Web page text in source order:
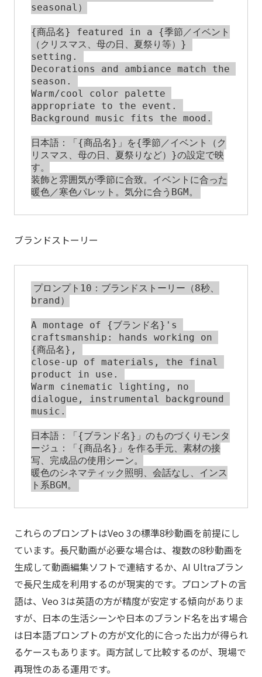
seasonal）
{商品名} featured in a {季節／イベント
（クリスマス、母の日、夏祭り等）}
setting.
Decorations and ambiance match the
season.
Warm/cool color palette
appropriate to the event.
Background music fits the mood.
日本語：「{商品名}」を{季節／イベント（ク
リスマス、母の日、夏祭りなど）}の設定で映
す。
装飾と雰囲気が季節に合致。イベントに合った
ブランドストーリー
プロンプト10：ブランドストーリー（8秒、
brand）
A montage of {ブランド名}'s
craftsmanship: hands working on
{商品名},
close-up of materials, the final
product in use.
Warm cinematic lighting, no
dialogue, instrumental background
music.
日本語：「{ブランド名}」のものづくりモンタ
ージュ：「{商品名}」を作る手元、素材の接
写、完成品の使用シーン。
暖色のシネマティック照明、会話なし、インス
これらのプロンプトはVeo 3の標準8秒動画を前提にし
ています。長尺動画が必要な場合は、複数の8秒動画を
生成して動画編集ソフトで連結するか、AI Ultraプラン
で長尺生成を利用するのが現実的です。プロンプトの言
語は、Veo 3は英語の方が精度が安定する傾向がありま
すが、日本の生活シーンや日本のブランド名を出す場合
は日本語プロンプトの方が文化的に合った出力が得られ
るケースもあります。両方試して比較するのが、現場で
再現性のある運用です。